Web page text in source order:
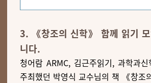
3. 《창조의 신학》 함께 읽기
니다.
청어람 ARMC, 김근주읽기, 과학과
주최했던 박영식 교수님의 책 《창조